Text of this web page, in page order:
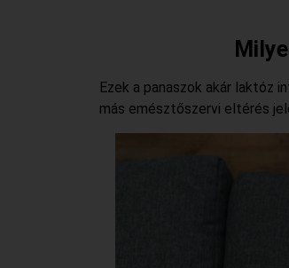
Ezek a panaszok akár laktóz
más emésztőszervi eltérés